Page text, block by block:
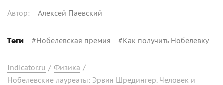
Автор: Алексей Паевский
Теги #Нобелевская премия #Как получить Нобелевку
Indicator.ru / Физика /
Нобелевские лауреаты: Эрвин Шредингер. Человек и